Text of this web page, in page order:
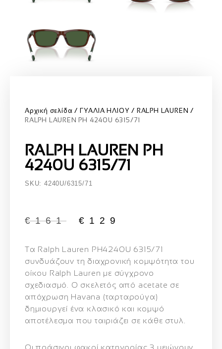
Αρχική σελίδα ΓΥΑΛΙΑ ΗΛΙΟΥ
RALPH LAUREN
RALPH LAUREN PH 4240U 6315/71
RALPH LAUREN PH
4240U 6315/71
SKU: 4240U/6315/71
€161 € 129
Τα Ralph Lauren PH4240U 6315/71
συνδυάζουν τη διαχρονική κομψότητα του
οίκου Ralph Lauren με σύγχρονο
σχεδιασμό. Ο σκελετός από acetate σε
απόχρωση Havana (ταρταρούγα)
δημιουργεί ένα κλασικό και κομψό
αποτέλεσμα που ταιριάζει σε κάθε στυλ.
Οιπράσινοι φακοί κατηγορίας 3 μειώνουν